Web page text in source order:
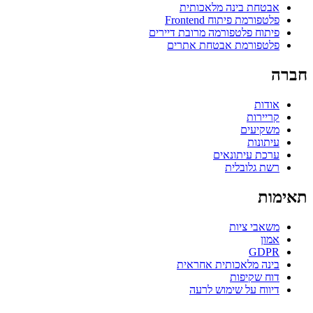
אבטחת בינה מלאכותית
פלטפורמת פיתוח Frontend
פיתוח פלטפורמה מרובת דיירים
פלטפורמת אבטחת אתרים
חברה
אודות
קריירות
משקיעים
עיתונות
ערכת עיתונאים
רשת גלובלית
תאימות
משאבי ציות
אמון
GDPR
בינה מלאכותית אחראית
דוח שקיפות
דיווח על שימוש לרעה